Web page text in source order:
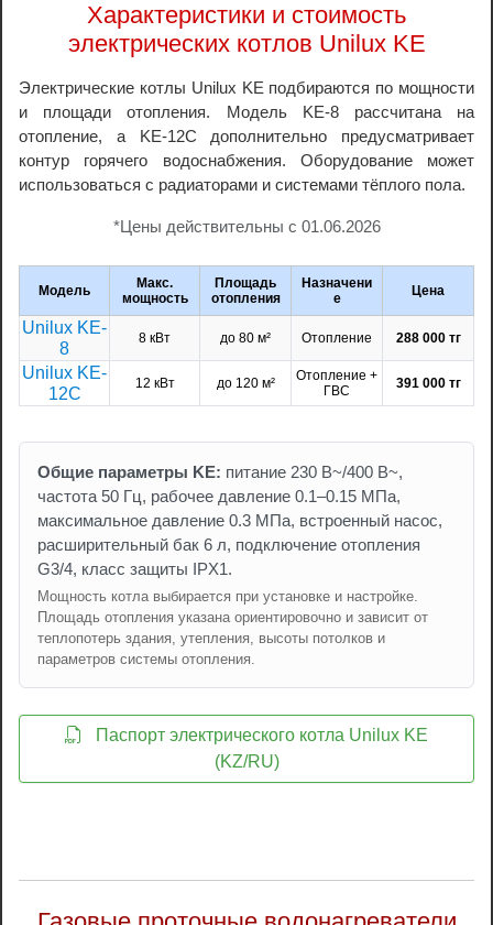
Характеристики и стоимость
электрических котлов Unilux KE
Электрические котлы Unilux KE подбираются по мощности
и площади отопления. Модель KE-8 рассчитана на
отопление, а KE-12C дополнительно предусматривает
контур горячего водоснабжения. Оборудование может
использоваться с радиаторами и системами тёплого пола.
*Цены действительны с 01.06.2026
Модель
Макс.
мощность
Площадь
отопления
Назначени
е
Цена
Unilux KE-
8
8 кВт до 80 м² Отопление 288 000 тг
Unilux KE-
12C
12 кВт до 120 м²
Отопление +
ГВС
391 000 тг
Общие параметры KE: питание 230 В~/400 В~,
частота 50 Гц, рабочее давление 0.1–0.15 МПа,
максимальное давление 0.3 МПа, встроенный насос,
расширительный бак 6 л, подключение отопления
G3/4, класс защиты IPX1.
Мощность котла выбирается при установке и настройке.
Площадь отопления указана ориентировочно и зависит от
теплопотерь здания, утепления, высоты потолков и
параметров системы отопления.
Паспорт электрического котла Unilux KE
(KZ/RU)